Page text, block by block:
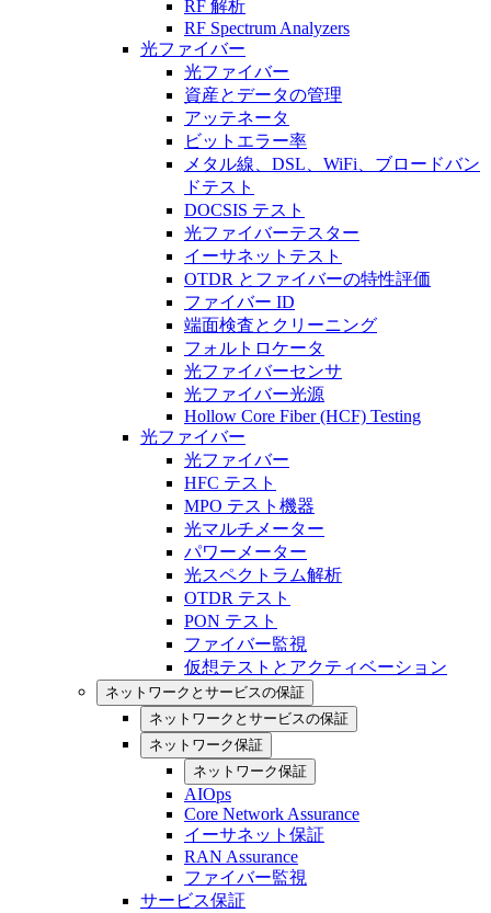
RF 解析
RF Spectrum Analyzers
光ファイバー
光ファイバー
資産とデータの管理
アッテネータ
ビットエラー率
メタル線、DSL、WiFi、ブロードバン
ドテスト
DOCSIS テスト
光ファイバーテスター
イーサネットテスト
OTDR とファイバーの特性評価
ファイバー ID
端面検査とクリーニング
フォルトロケータ
光ファイバーセンサ
光ファイバー光源
Hollow Core Fiber (HCF) Testing
光ファイバー
光ファイバー
HFC テスト
MPO テスト機器
光マルチメーター
パワーメーター
光スペクトラム解析
OTDR テスト
PON テスト
ファイバー監視
仮想テストとアクティベーション
ネットワークとサービスの保証
ネットワークとサービスの保証
ネットワーク保証
ネットワーク保証
AIOps
Core Network Assurance
イーサネット保証
RAN Assurance
ファイバー監視
サービス保証